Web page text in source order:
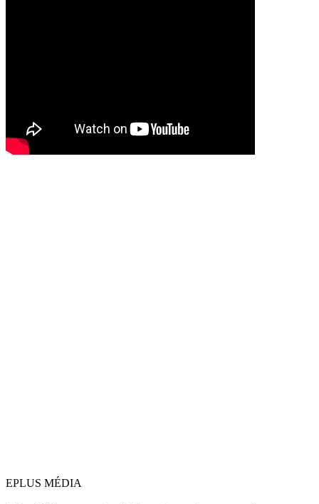
EPLUS MÉDIA